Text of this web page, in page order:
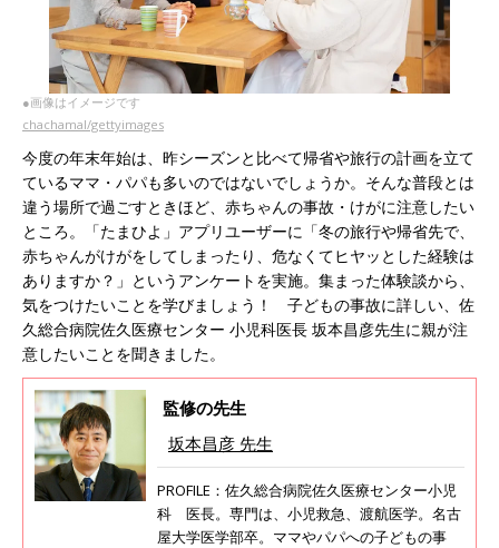
●画像はイメージです
chachamal/gettyimages
今度の年末年始は、昨シーズンと比べて帰省や旅行の計画を立て
ているママ・パパも多いのではないでしょうか。そんな普段とは
違う場所で過ごすときほど、赤ちゃんの事故・けがに注意したい
ところ。「たまひよ」アプリユーザーに「冬の旅行や帰省先で、
赤ちゃんがけがをしてしまったり、危なくてヒヤッとした経験は
ありますか？」というアンケートを実施。集まった体験談から、
気をつけたいことを学びましょう！ 子どもの事故に詳しい、佐
久総合病院佐久医療センター 小児科医長 坂本昌彦先生に親が注
意したいことを聞きました。
監修の先生
坂本昌彦 先生
PROFILE：佐久総合病院佐久医療センター小児
科 医長。専門は、小児救急、渡航医学。名古
屋大学医学部卒。ママやパパへの子どもの事